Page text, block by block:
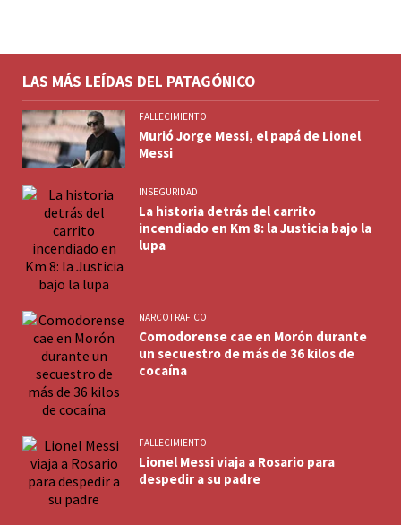
LAS MÁS LEÍDAS DEL PATAGÓNICO
FALLECIMIENTO
Murió Jorge Messi, el papá de Lionel
Messi
INSEGURIDAD
La historia detrás del carrito
incendiado en Km 8: la Justicia bajo la
lupa
NARCOTRAFICO
Comodorense cae en Morón durante
un secuestro de más de 36 kilos de
cocaína
FALLECIMIENTO
Lionel Messi viaja a Rosario para
despedir a su padre